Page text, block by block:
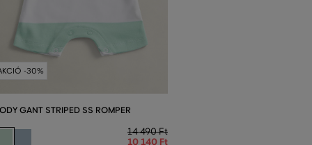
-30%
GANT STRIPED SS ROMPER
14 490 Ft
10 140 Ft